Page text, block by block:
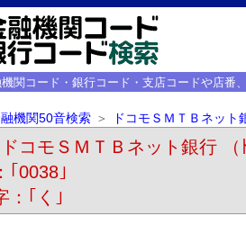
機関コード・銀行コード・支店コードや店番
機関50音検索 ドコモＳＭＴＢネット
コモＳＭＴＢネット銀行 （
｢0038｣
：｢く｣